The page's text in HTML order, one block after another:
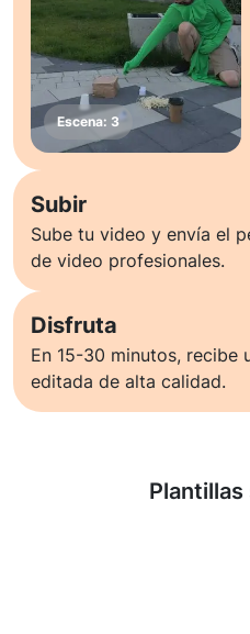
Subir
Sube tu video y envía el
de video profesionales.
Disfruta
En 15-30 minutos, recibe
editada de alta calidad.